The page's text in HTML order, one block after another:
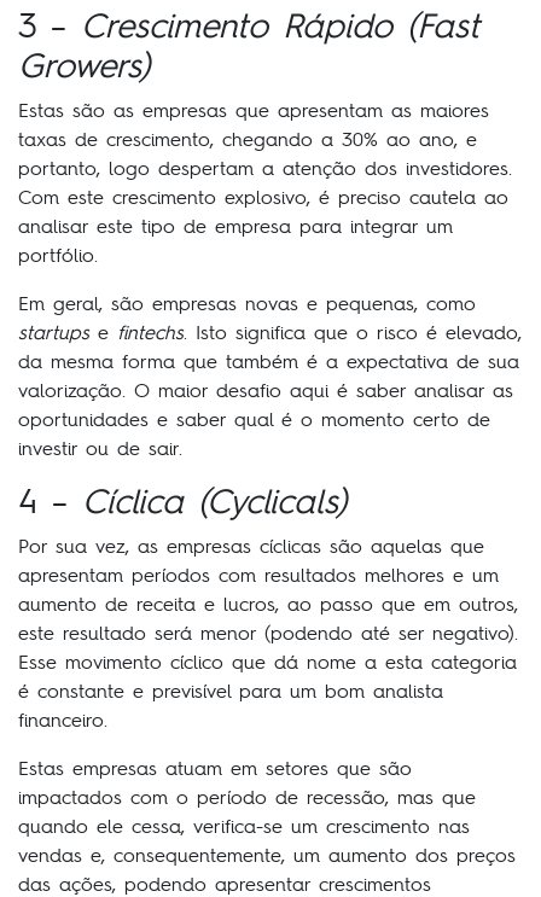
3 – Crescimento Rápido (Fast
Growers)
Estas são as empresas que apresentam as maiores
taxas de crescimento, chegando a 30% ao ano, e
portanto, logo despertam a atenção dos investidores.
Com este crescimento explosivo, é preciso cautela ao
analisar este tipo de empresa para integrar um
portfólio.
Em geral, são empresas novas e pequenas, como
startupse fintechs. Isto significa que o risco é elevado,
da mesma forma que também é a expectativa de sua
valorização. O maior desafio aqui é saber analisar as
oportunidades e saber qual é o momento certo de
investir ou de sair.
4 – Cíclica (Cyclicals)
Por sua vez, as empresas cíclicas são aquelas que
apresentam períodos com resultados melhores e um
aumento de receita e lucros, ao passo que em outros,
este resultado será menor (podendo até ser negativo).
Esse movimento cíclico que dá nome a esta categoria
é constante e previsível para um bom analista
financeiro.
Estas empresas atuam em setores que são
impactados com o período de recessão, mas que
quando ele cessa, verifica-se um crescimento nas
vendas e, consequentemente, um aumento dos preços
das ações, podendo apresentar crescimentos